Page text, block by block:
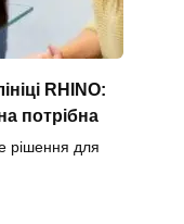
RHINO:
потрібна
рішення для